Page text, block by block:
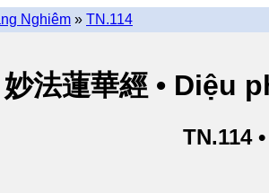
Nghiêm » TN.114
妙法蓮華經 • Diệu
TN.114